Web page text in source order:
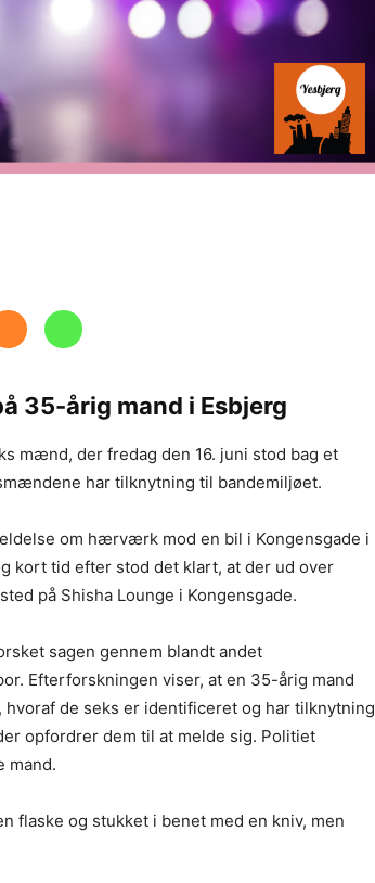
35-årig mand i Esbjerg
mænd, der fredag den 16. juni stod bag et
har tilknytning til bandemiljøet.
om hærværk mod en bil i Kongensgade i
kort tid efter stod det klart, at der ud over
på Shisha Lounge i Kongensgade.
sagen gennem blandt andet
Efterforskningen viser, at en 35-årig mand
de seks er identificeret og har tilknytning
opfordrer dem til at melde sig. Politiet
mand.
flaske og stukket i benet med en kniv, men